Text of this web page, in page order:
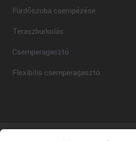
Fürdőszoba csempézése
Teraszburkolás
Csemperagasztó
Flexibilis csemperagasztó